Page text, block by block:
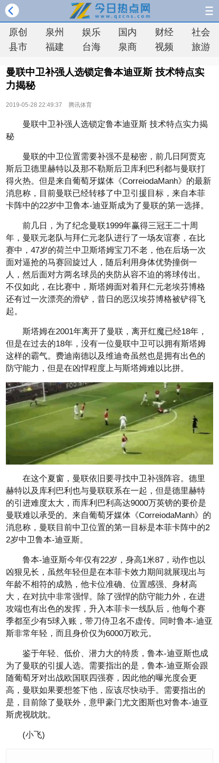
原创 泉州 娱乐 国内 财经
社会
县市
福建 台海 泉商 视频 旅游
曼联中卫补强人选锁定鲁本迪亚斯 技术特点实
力揭秘
2019-05-28 22:49:37 腾讯体育
曼联中卫补强人选锁定鲁本迪亚斯 技术特点实力揭
秘
曼联的中卫位置需要补强不是秘密，前几日阿贾克
斯后卫德里赫特以及那不勒斯后卫库利巴利都与曼联打
得火热。但是来自葡萄牙媒体《CorreiodaManh》的最新
消息称，目前曼联已经转移了中卫引援目标，来自本菲
卡阵中的22岁中卫鲁本-迪亚斯成为了曼联的第一选择。
前几日，为了纪念曼联1999年赢得三冠王二十周
年，曼联元老队与拜仁元老队进行了一场友谊赛，在比
赛中，47岁的荷兰中卫斯塔姆宝刀不老，他在后场一次
面对逼抢的马赛回旋过人，随后利用身体优势撞倒一
人，然后面对方两名球员的夹防从容不迫的将球传出。
不仅如此，在比赛中，斯塔姆面对着拜仁元老埃芬博格
还有过一次漂亮的滑铲，昔日的恶汉埃芬博格被铲得飞
起。
斯塔姆在2001年离开了曼联，离开红魔已经18年，
但是在过去的18年，没有一位曼联中卫可以拥有斯塔姆
这样的霸气。费迪南德以及维迪奇虽然也是拥有出色的
防守能力，但是在凶悍程度上与斯塔姆难以比拼。
在这个夏窗，曼联依旧要寻找中卫补强阵容。德里
赫特以及库利巴利也与曼联联系在一起，但是德里赫特
的引进难度太大，而库利巴利高达9000万英镑的要价是
曼联难以承受的。来自葡萄牙媒体《CorreiodaManh》的
消息称，曼联目前中卫位置的第一目标是本菲卡阵中的2
2岁中卫鲁本-迪亚斯。
鲁本-迪亚斯今年仅有22岁，身高1米87，动作也以
凶狠见长，虽然年轻但是在本菲卡效力期间就展现出与
年龄不相符的成熟，他卡位准确、位置感强、身材高
大，在对抗中非常强悍。除了强悍的防守能力外，在进
攻端也有出色的发挥，升入本菲卡一线队后，他每个赛
季都至少有5球入账，带刀侍卫名不虚传。同时鲁本-迪亚
斯非常年轻，而且身价仅为6000万欧元。
鉴于年轻、低价、潜力大的特质，鲁本-迪亚斯也成
为了曼联的引援人选。需要指出的是，鲁本-迪亚斯会跟
随葡萄牙对出战欧国联四强赛，因此他的曝光度会更
高，曼联如果要想签下他，应该尽快动手。需要指出的
是，目前除了曼联外，意甲豪门尤文图斯也对鲁本-迪亚
斯虎视眈眈。
(小飞)